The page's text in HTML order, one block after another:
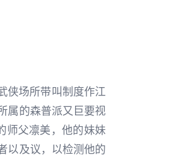
侠场所带叫制度作江
属的森普派又巨要视
师父凛美，他的妹妹
以及议，以检测他的